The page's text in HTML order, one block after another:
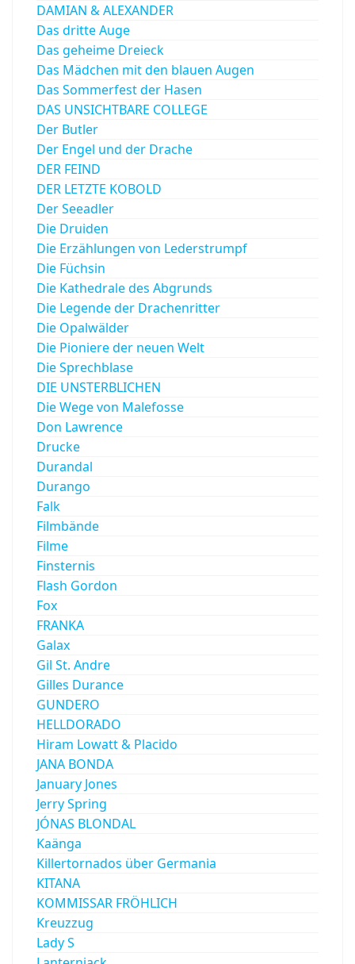
DAMIAN & ALEXANDER
Das dritte Auge
Das geheime Dreieck
Das Mädchen mit den blauen Augen
Das Sommerfest der Hasen
DAS UNSICHTBARE COLLEGE
Der Butler
Der Engel und der Drache
DER FEIND
DER LETZTE KOBOLD
Der Seeadler
Die Druiden
Die Erzählungen von Lederstrumpf
Die Füchsin
Die Kathedrale des Abgrunds
Die Legende der Drachenritter
Die Opalwälder
Die Pioniere der neuen Welt
Die Sprechblase
DIE UNSTERBLICHEN
Die Wege von Malefosse
Don Lawrence
Drucke
Durandal
Durango
Falk
Filmbände
Filme
Finsternis
Flash Gordon
Fox
FRANKA
Galax
Gil St. Andre
Gilles Durance
GUNDERO
HELLDORADO
Hiram Lowatt & Placido
JANA BONDA
January Jones
Jerry Spring
JÓNAS BLONDAL
Kaänga
Killertornados über Germania
KITANA
KOMMISSAR FRÖHLICH
Kreuzzug
Lady S